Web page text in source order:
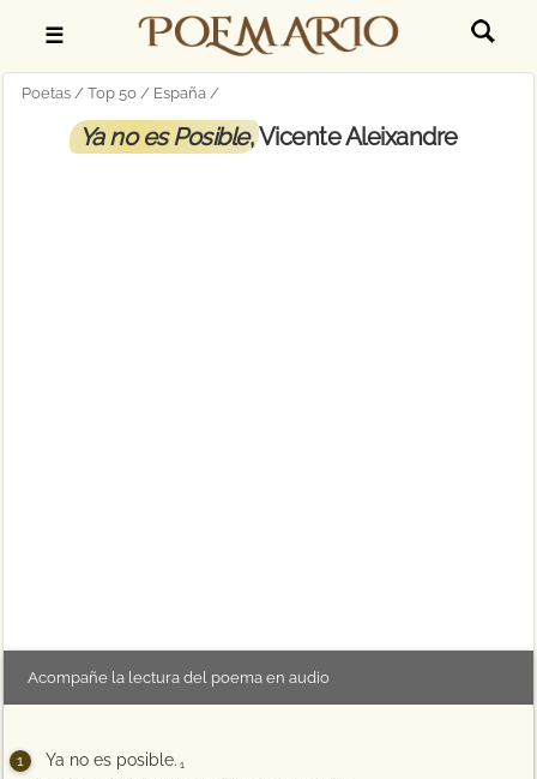
☰
Poetas Top 50 España
Ya no es Posible, Vicente Aleixandre
Acompañe la lectura del poema en audio
Ya no es posible. 1